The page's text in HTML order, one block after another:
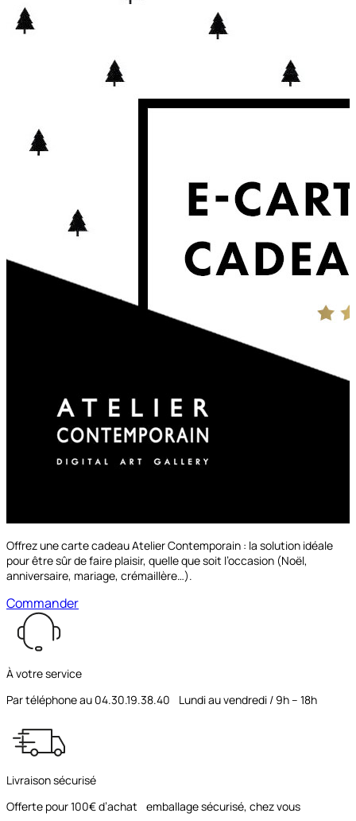
Offrez une carte cadeau Atelier Contemporain : la solution idéale
pour être sûr de faire plaisir, quelle que soit l’occasion (Noël,
anniversaire, mariage, crémaillère…).
Commander
À votre service
Par téléphone au 04.30.19.38.40 Lundi au vendredi / 9h – 18h
Livraison sécurisé
Offerte pour 100€ d’achat emballage sécurisé, chez vous